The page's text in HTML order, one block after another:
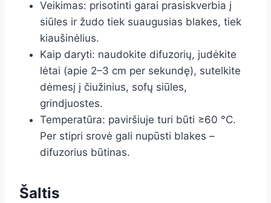
Veikimas: prisotinti garai prasiskverbia į
siūles ir žudo tiek suaugusias blakes, tiek
kiaušinėlius.
Kaip daryti: naudokite difuzorių, judėkite
lėtai (apie 2–3 cm per sekundę), sutelkite
dėmesį į čiužinius, sofų siūles,
grindjuostes.
Temperatūra: paviršiuje turi būti ≥60 °C.
Per stipri srovė gali nupūsti blakes –
difuzorius būtinas.
Šaltis